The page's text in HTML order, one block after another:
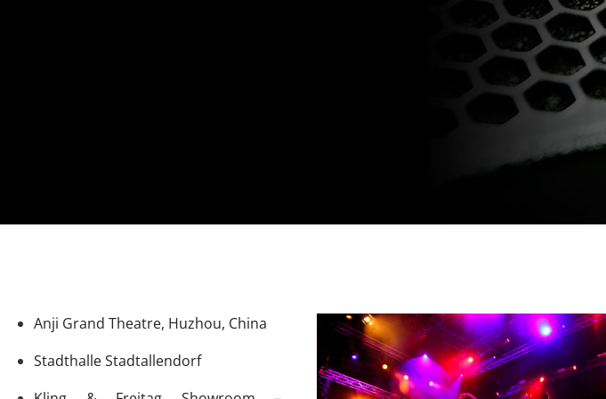
Anji Grand Theatre, Huzhou, China
Stadthalle Stadtallendorf